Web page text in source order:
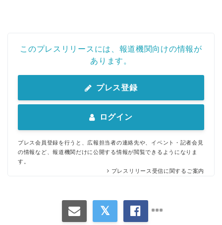
このプレスリリースには、報道機関向けの情報が
あります。
プレス登録
ログイン
プレス会員登録を行うと、広報担当者の連絡先や、イベント・記者会見
の情報など、報道機関だけに公開する情報が閲覧できるようになりま
す。
プレスリリース受信に関するご案内